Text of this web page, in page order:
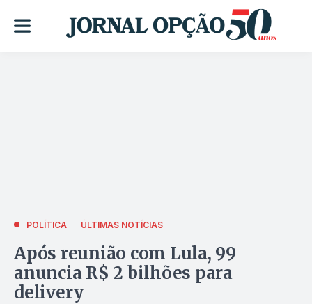
POLÍTICA ÚLTIMAS NOTÍCIAS
Após reunião com Lula, 99
anuncia R$ 2 bilhões para
delivery